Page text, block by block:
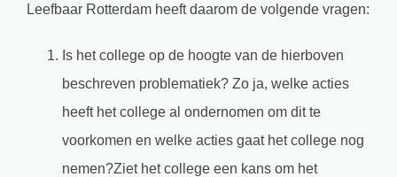
Leefbaar Rotterdam heeft daarom de volgende vragen:
Is het college op de hoogte van de hierboven
beschreven problematiek? Zo ja, welke acties
heeft het college al ondernomen om dit te
voorkomen en welke acties gaat het college nog
nemen?Ziet het college een kans om het